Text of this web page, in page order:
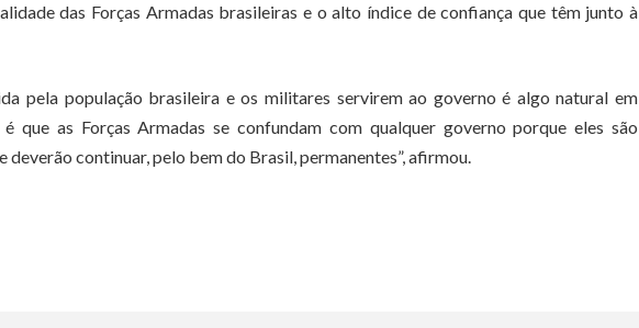
das Forças Armadas brasileiras e o alto índice de confiança que têm junto à
pela população brasileira e os militares servirem ao governo é algo natural em
que as Forças Armadas se confundam com qualquer governo porque eles são
deverão continuar, pelo bem do Brasil, permanentes”, afirmou.